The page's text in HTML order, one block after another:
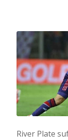
River Plate